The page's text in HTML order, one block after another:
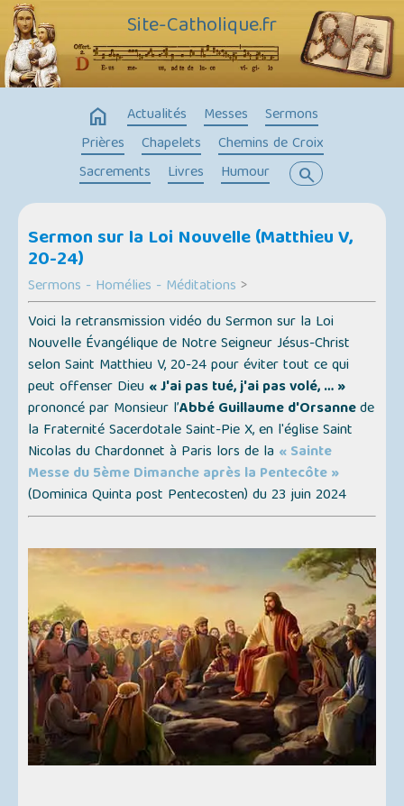
Site-Catholique.fr
home Actualités Messes
Sermons
Prières
Chapelets
Chemins de Croix
Sacrements
Livres Humour search
Sermon sur la Loi Nouvelle (Matthieu V,
20-24)
Sermons - Homélies - Méditations >
Voici la retransmission vidéo du Sermon sur la Loi
Nouvelle Évangélique de Notre Seigneur Jésus-Christ
selon Saint Matthieu V, 20-24 pour éviter tout ce qui
peut offenser Dieu « J'ai pas tué, j'ai pas volé, … »
prononcé par Monsieur l’Abbé Guillaume d'Orsannede
la Fraternité Sacerdotale Saint-Pie X, en l'église Saint
Nicolas du Chardonnet à Paris lors de la « Sainte
Messe du 5ème Dimanche après la Pentecôte »
(Dominica Quinta post Pentecosten)du 23 juin 2024